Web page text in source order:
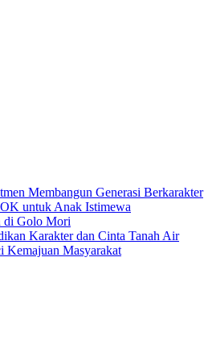
Membangun Generasi Berkarakter
untuk Anak Istimewa
di Golo Mori
Karakter dan Cinta Tanah Air
Kemajuan Masyarakat